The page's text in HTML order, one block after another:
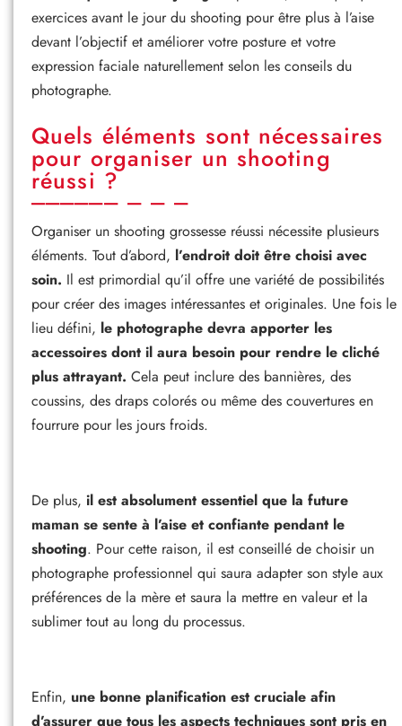
exercices avant le jour du shooting pour être plus à l’aise
devant l’objectif et améliorer votre posture et votre
expression faciale naturellement selon les conseils du
photographe.
Quels éléments sont nécessaires
pour organiser un shooting
réussi ?
Organiser un shooting grossesse réussi nécessite plusieurs
éléments. Tout d’abord, l’endroit doit être choisi avec
soin. Il est primordial qu’il offre une variété de possibilités
pour créer des images intéressantes et originales. Une fois le
lieu défini, le photographe devra apporter les
accessoires dont il aura besoin pour rendre le cliché
plus attrayant. Cela peut inclure des bannières, des
coussins, des draps colorés ou même des couvertures en
fourrure pour les jours froids.
De plus, il est absolument essentiel que la future
maman se sente à l’aise et confiante pendant le
shooting. Pour cette raison, il est conseillé de choisir un
photographe professionnel qui saura adapter son style aux
préférences de la mère et saura la mettre en valeur et la
sublimer tout au long du processus.
Enfin, une bonne planification est cruciale afin
d’assurer que tous les aspects techniques sont pris en